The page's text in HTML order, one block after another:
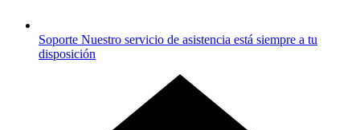
Soporte Nuestro servicio de asistencia está siempre a tu
disposición